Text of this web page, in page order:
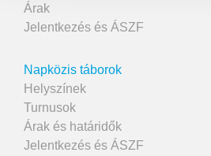
Árak
Jelentkezés és ÁSZF
Napközis táborok
Helyszínek
Turnusok
Árak és határidők
Jelentkezés és ÁSZF